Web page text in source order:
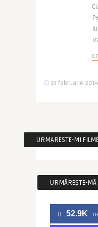
13 februarie 2014
URMARESTE-MI
URMĂREȘTE-MĂ
52.9K